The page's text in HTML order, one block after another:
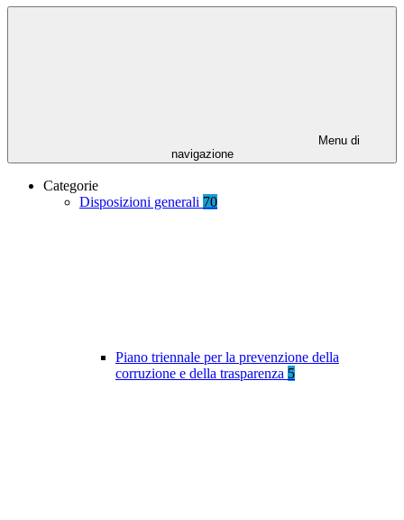
Menu di
navigazione
Categorie
Disposizioni generali 70
Piano triennale per la prevenzione della
corruzione e della trasparenza 5